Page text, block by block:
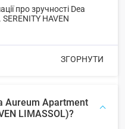
про зручності Dea
HAVEN
ЗГОРНУТИ
Aureum Apartment
LIMASSOL)?